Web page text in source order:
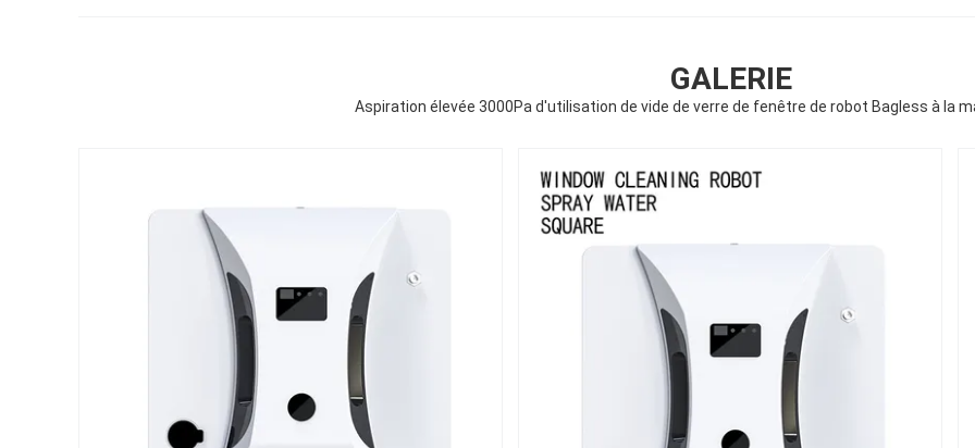
GALERIE
Aspiration élevée 3000Pa d'utilisation de vide de verre de fenêtre de robot Bagless à la